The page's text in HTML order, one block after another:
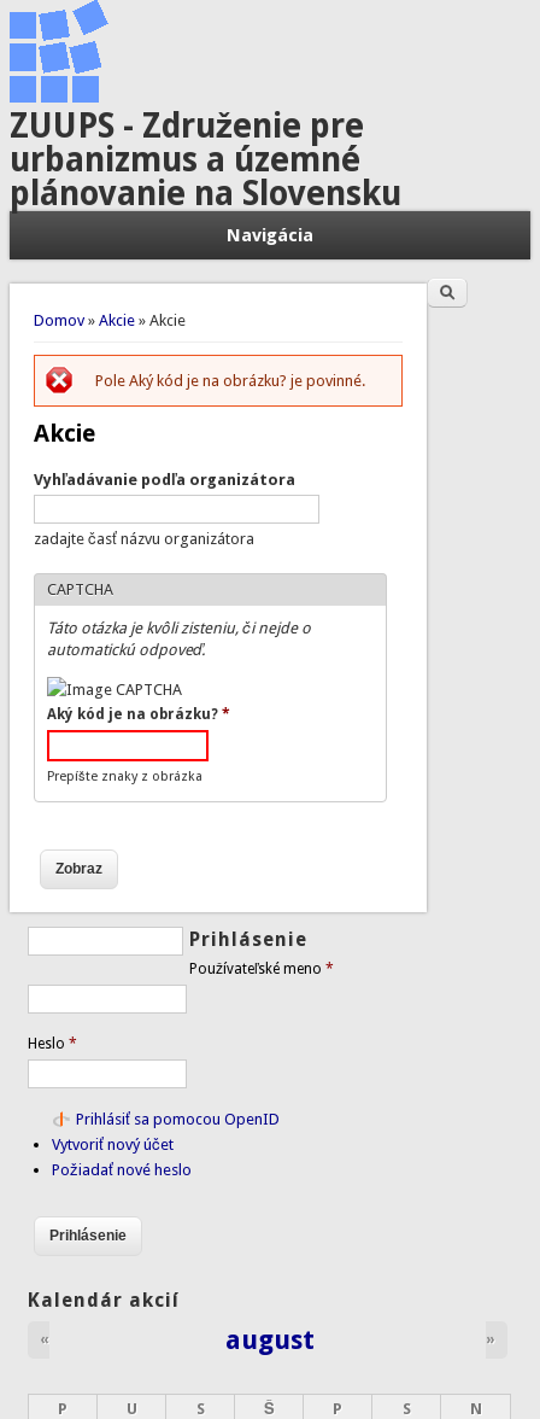
ZUUPS - Združenie pre
urbanizmus a územné
plánovanie na Slovensku
Navigácia
Nachádzate sa tu
Domov» Akcie» Akcie
Chybová správa
Pole Aký kód je na obrázku? je povinné.
Akcie
Vyhľadávanie podľa organizátora
zadajte časť názvu organizátora
CAPTCHA
Táto otázka je kvôli zisteniu, či nejde o
automatickú odpoveď.
Aký kód je na obrázku? *
Prepíšte znaky z obrázka
Vyhľadávanie Hľadať
Prihlásenie
Používateľské meno*
Heslo*
Prihlásiť sa pomocou OpenID
Vytvoriť nový účet
Požiadať nové heslo
Kalendár akcií
august
« »
P U S Š P S
N